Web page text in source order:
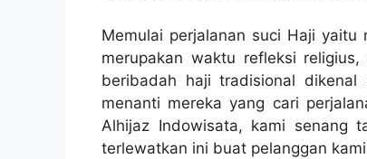
Memulai perjalanan suci Haji
merupakan waktu refleksi
beribadah haji tradisional
menanti mereka yang cari
Alhijaz Indowisata, kami senang
terlewatkan ini buat pelanggan